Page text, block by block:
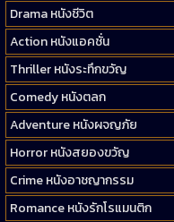
Drama หนังชีวิต
Action หนังแอคชั่น
Thriller หนังระทึกขวัญ
Comedy หนังตลก
Adventure หนังผจญภัย
Horror หนังสยองขวัญ
Crime หนังอาชญากรรม
Romance หนังรักโรแมนติก